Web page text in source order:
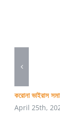
করোনা ভাইরাস
April 25th,